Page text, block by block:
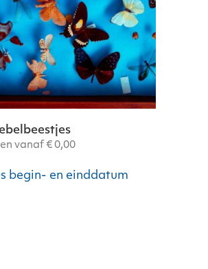
vanaf €0,00
begin- en einddatumproduct